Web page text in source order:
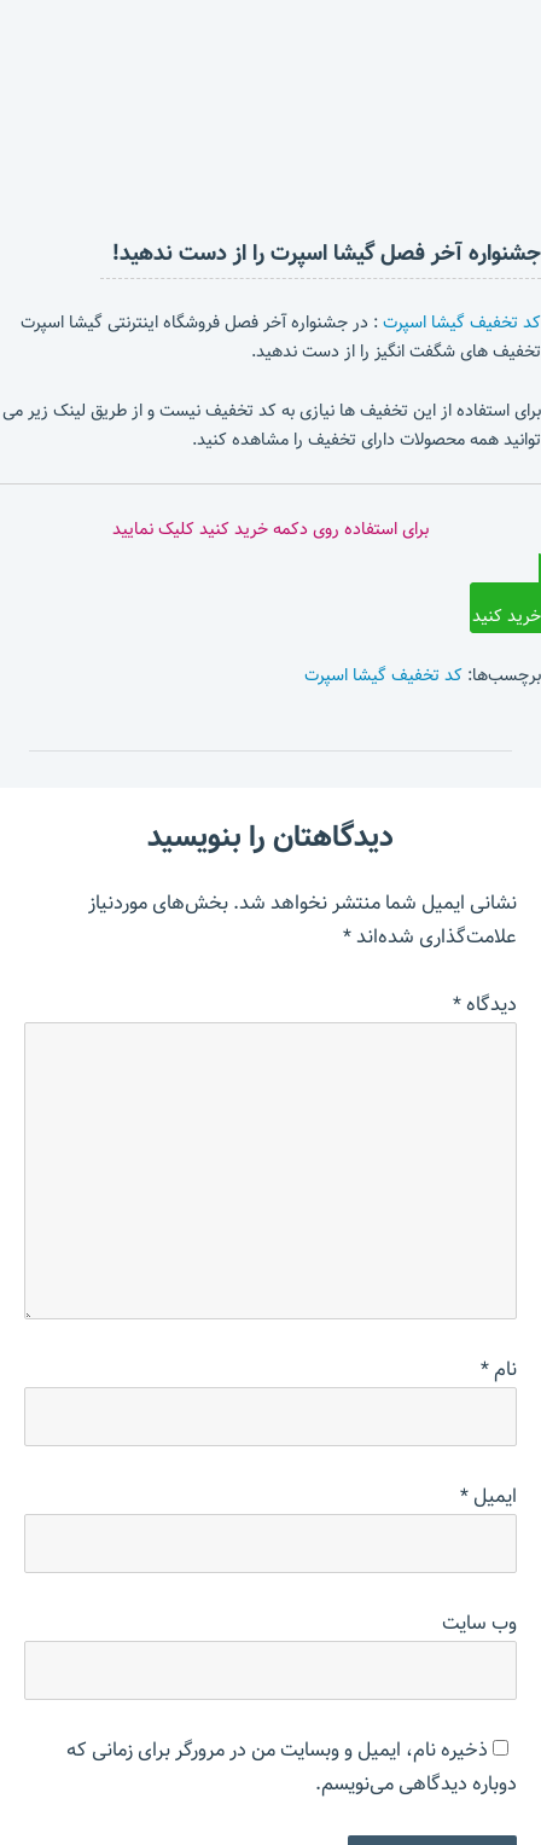
جشنواره آخر فصل گیشا اسپرت را از دست ندهید!
کد تخفیف گیشا اسپرت: در جشنواره آخر فصل فروشگاه اینترنتی گیشا اسپرت
تخفیف های شگفت انگیز را از دست ندهید.
برای استفاده از این تخفیف ها نیازی به کد تخفیف نیست و از طریق لینک زیر می
توانید همه محصولات دارای تخفیف را مشاهده کنید.
برای استفاده روی دکمه خرید کنید کلیک نمایید
خرید کنید
برچسب‌ها: کد تخفیف گیشا اسپرت
دیدگاهتان را بنویسید
نشانی ایمیل شما منتشر نخواهد شد.بخش‌های موردنیاز
علامت‌گذاری شده‌اند*
دیدگاه*
نام*
ایمیل*
وب‌ سایت
ذخیره نام، ایمیل و وبسایت من در مرورگر برای زمانی که
دوباره دیدگاهی می‌نویسم.